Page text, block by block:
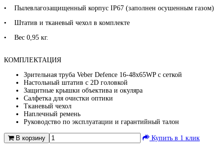
• Пылевлагозащищенный корпус IP67 (заполнен осушенным газом)
• Штатив и тканевый чехол в комплекте
• Вес 0,95 кг.
КОМПЛЕКТАЦИЯ
Зрительная труба Veber Defence 16-48х65WP с сеткой
Настольный штатив с 2D головкой
Защитные крышки объектива и окуляра
Салфетка для очистки оптики
Тканевый чехол
Наплечный ремень
Руководство по эксплуатации и гарантийный талон
В корзину Купить в 1 клик